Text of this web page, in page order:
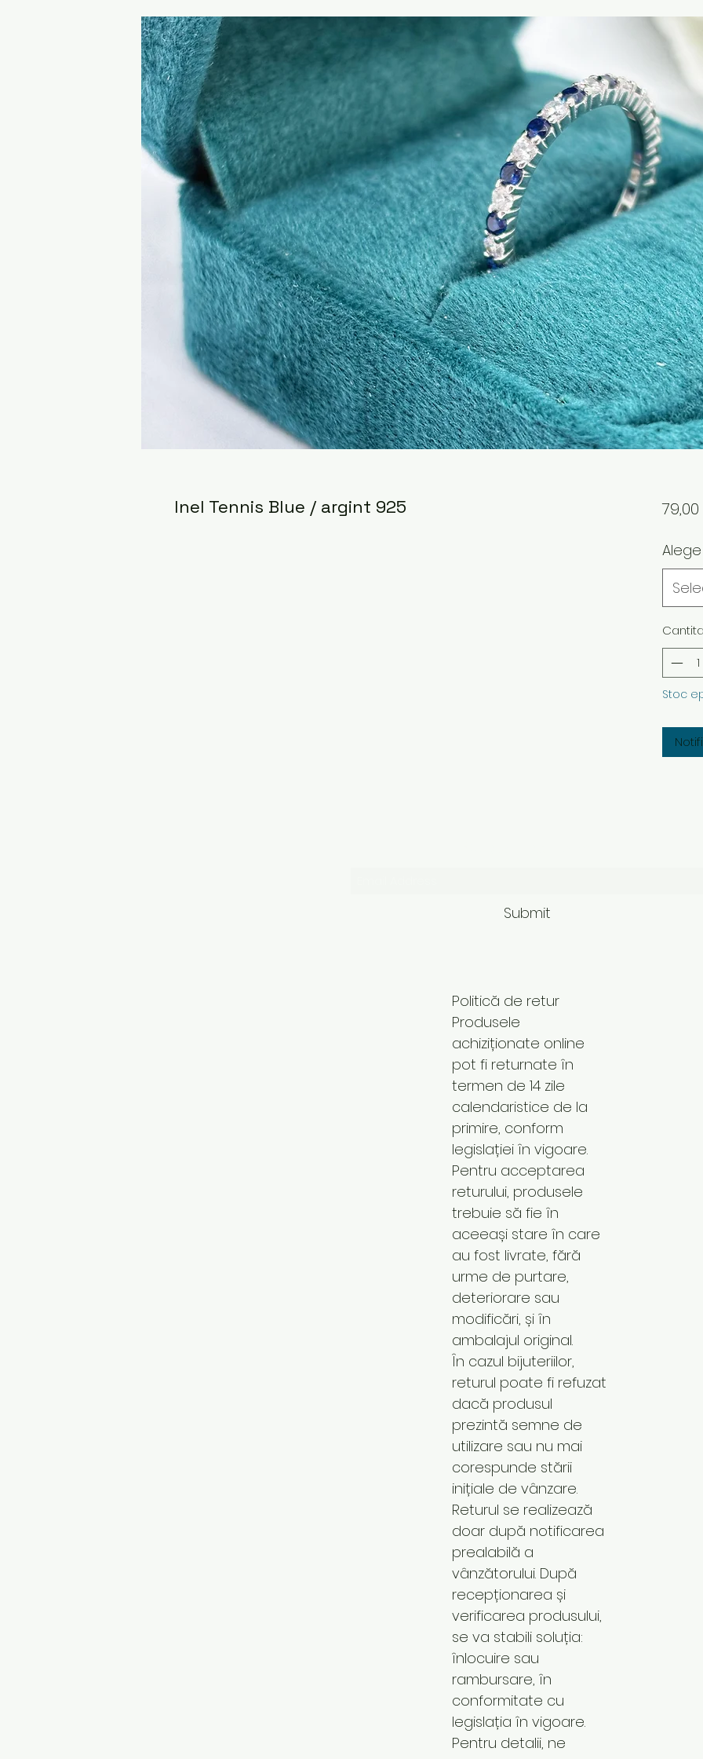
Inel Tennis Blue / argint 925
Stoc
Submit
Politică de retur
Produsele
achiziționate online
pot fi returnate în
termen de 14 zile
calendaristice de la
primire, conform
legislației în vigoare.
Pentru acceptarea
returului, produsele
trebuie să fie în
aceeași stare în care
au fost livrate, fără
urme de purtare,
deteriorare sau
modificări, și în
ambalajul original.
În cazul bijuteriilor,
returul poate fi refuzat
dacă produsul
prezintă semne de
utilizare sau nu mai
corespunde stării
inițiale de vânzare.
Returul se realizează
doar după notificarea
prealabilă a
vânzătorului. După
recepționarea și
verificarea produsului,
se va stabili soluția:
înlocuire sau
rambursare, în
conformitate cu
legislația în vigoare.
Pentru detalii, ne